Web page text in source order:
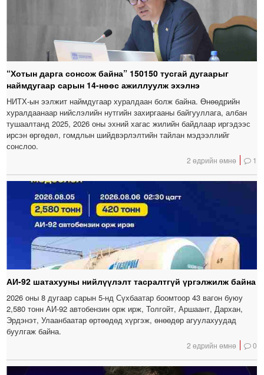
“Хотын дарга сонсож байна” 150150 тусгай дугаарыг
наймдугаар сарын 14-нөөс ажиллуулж эхэлнэ
НИТХ-ын ээлжит наймдугаар хуралдаан болж байна. Өнөөдрийн
хуралдаанаар нийслэлийн нутгийн захиргааны байгууллага, албан
тушаалтанд 2025, 2026 оны эхний хагас жилийн байдлаар иргэдээс
ирсэн өргөдөл, гомдлын шийдвэрлэлтийн тайлан мэдээллийг
сонслоо.
2 өдрийн өмнө 1
АИ-92 шатахууны нийлүүлэлт тасралтгүй үргэлжилж байна
2026 оны 8 дугаар сарын 5-нд Сүхбаатар боомтоор 43 вагон буюу
2,580 тонн АИ-92 автобензин орж ирж, Толгойт, Аршаант, Дархан,
Эрдэнэт, Улаанбаатар өртөөдөд хүргэж, өнөөдөр агуулахуудад
буулгаж байна.
2 өдрийн өмнө 0